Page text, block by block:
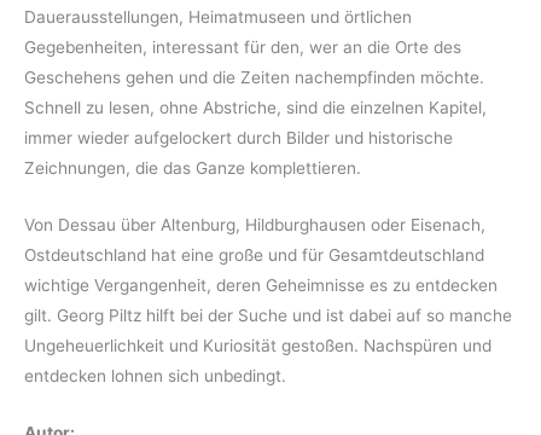
Dauerausstellungen, Heimatmuseen und örtlichen
Gegebenheiten, interessant für den, wer an die Orte des
Geschehens gehen und die Zeiten nachempfinden möchte.
Schnell zu lesen, ohne Abstriche, sind die einzelnen Kapitel,
immer wieder aufgelockert durch Bilder und historische
Zeichnungen, die das Ganze komplettieren.
Von Dessau über Altenburg, Hildburghausen oder Eisenach,
Ostdeutschland hat eine große und für Gesamtdeutschland
wichtige Vergangenheit, deren Geheimnisse es zu entdecken
gilt. Georg Piltz hilft bei der Suche und ist dabei auf so manche
Ungeheuerlichkeit und Kuriosität gestoßen. Nachspüren und
entdecken lohnen sich unbedingt.